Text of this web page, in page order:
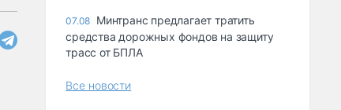
07.08 Минтранс предлагает тратить
средства дорожных фондов на защиту
трасс от БПЛА
Все новости